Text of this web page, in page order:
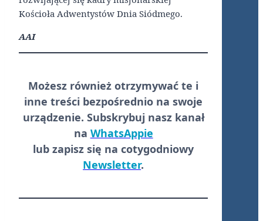
Kościoła Adwentystów Dnia Siódmego.
AAI
Możesz również otrzymywać te i
inne treści bezpośrednio na swoje
urządzenie. Subskrybuj nasz kanał
na WhatsAppie
lub zapisz się na cotygodniowy
Newsletter.